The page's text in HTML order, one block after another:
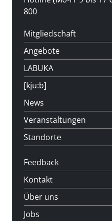
800
Mitgliedschaft
Angebote
LABUKA
[kju:b]
News
Veranstaltungen
Standorte
Feedback
Kontakt
Über uns
Jobs